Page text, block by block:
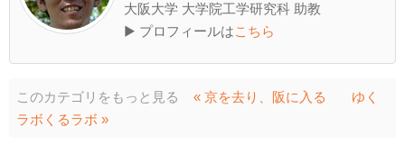
大阪大学 大学院工学研究科 助教
▶ プロフィールはこちら
このカテゴリをもっと見る « 京を去り、阪に入る
ゆく
ラボくるラボ »